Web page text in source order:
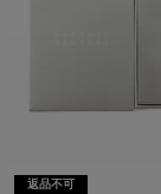
返品不可